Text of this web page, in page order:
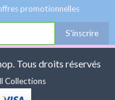
promotionnelles
Tous droits réservés
Collections